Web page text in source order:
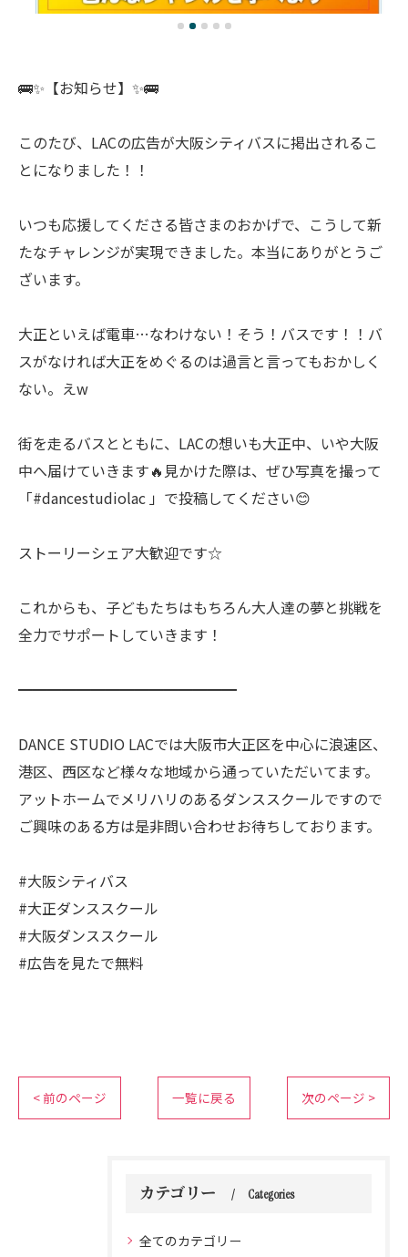
🚌✨【お知らせ】✨🚌
このたび、LACの広告が大阪シティバスに掲出されるこ
とになりました！！
いつも応援してくださる皆さまのおかげで、こうして新
たなチャレンジが実現できました。本当にありがとうご
ざいます。
大正といえば電車…なわけない！そう！バスです！！バ
スがなければ大正をめぐるのは過言と言ってもおかしく
ない。えw
街を走るバスとともに、LACの想いも大正中、いや大阪
中へ届けていきます🔥見かけた際は、ぜひ写真を撮って
「#dancestudiolac 」で投稿してください😊
ストーリーシェア大歓迎です☆
これからも、子どもたちはもちろん大人達の夢と挑戦を
全力でサポートしていきます！
━━━━━━━━━━━━━━━
DANCE STUDIO LACでは大阪市大正区を中心に浪速区、
港区、西区など様々な地域から通っていただいてます。
アットホームでメリハリのあるダンススクールですので
ご興味のある方は是非問い合わせお待ちしております。
#大阪シティバス
#大正ダンススクール
#大阪ダンススクール
#広告を見たで無料
< 前のページ 一覧に戻る 次のページ >
カテゴリー Categories
全てのカテゴリー